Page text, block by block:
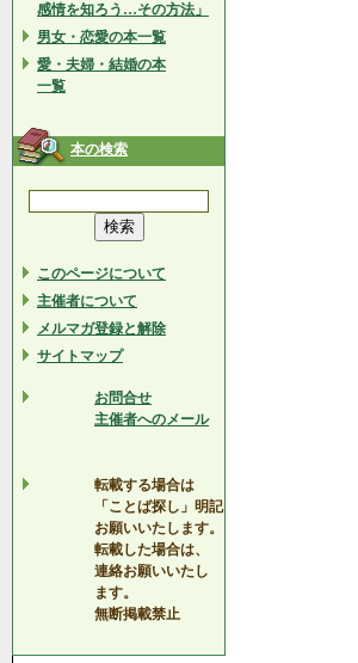
感情を知ろう…その方法」
男女・恋愛の本一覧
愛・夫婦・結婚の本
一覧
本の検索
このページについて
主催者について
メルマガ登録と解除
サイトマップ
お問合せ
主催者へのメール
転載する場合は
「ことば探し」明記
お願いいたします。
転載した場合は、
連絡お願いいたし
ます。
無断掲載禁止